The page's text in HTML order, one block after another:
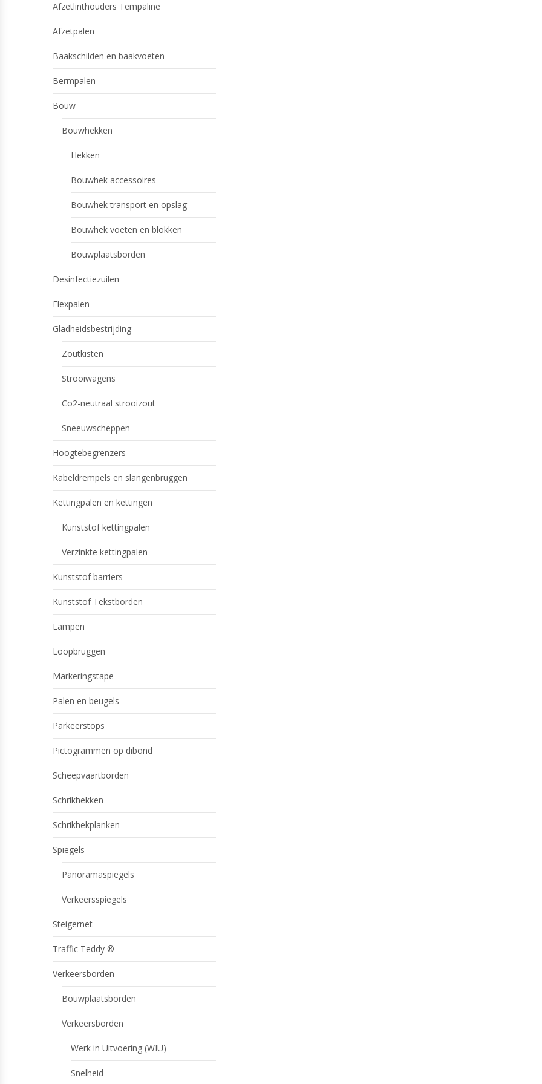
Afzetlinthouders Tempaline
Afzetpalen
Baakschilden en baakvoeten
Bermpalen
Bouw
Bouwhekken
Hekken
Bouwhek accessoires
Bouwhek transport en opslag
Bouwhek voeten en blokken
Bouwplaatsborden
Desinfectiezuilen
Flexpalen
Gladheidsbestrijding
Zoutkisten
Strooiwagens
Co2-neutraal strooizout
Sneeuwscheppen
Hoogtebegrenzers
Kabeldrempels en slangenbruggen
Kettingpalen en kettingen
Kunststof kettingpalen
Verzinkte kettingpalen
Kunststof barriers
Kunststof Tekstborden
Lampen
Loopbruggen
Markeringstape
Palen en beugels
Parkeerstops
Pictogrammen op dibond
Scheepvaartborden
Schrikhekken
Schrikhekplanken
Spiegels
Panoramaspiegels
Verkeersspiegels
Steigernet
Traffic Teddy ®
Verkeersborden
Bouwplaatsborden
Verkeersborden
Werk in Uitvoering (WIU)
Snelheid